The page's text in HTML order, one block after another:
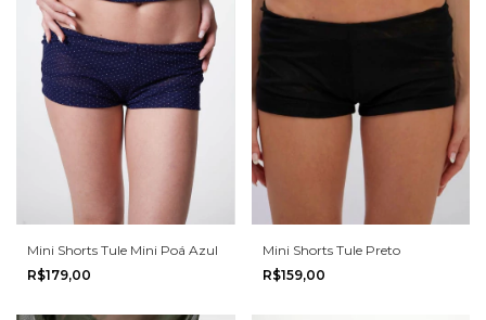
Mini Shorts Tule Mini Poá Azul
R$179,00
Mini Shorts Tule Preto
R$159,00